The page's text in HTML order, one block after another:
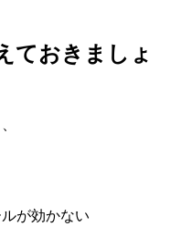
ておきましょ
が効かない